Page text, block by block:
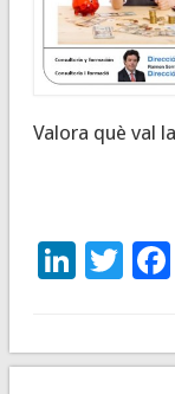
Valora què val